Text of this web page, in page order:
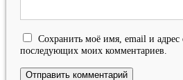
Сохранить моё имя, email и адрес
последующих моих комментариев.